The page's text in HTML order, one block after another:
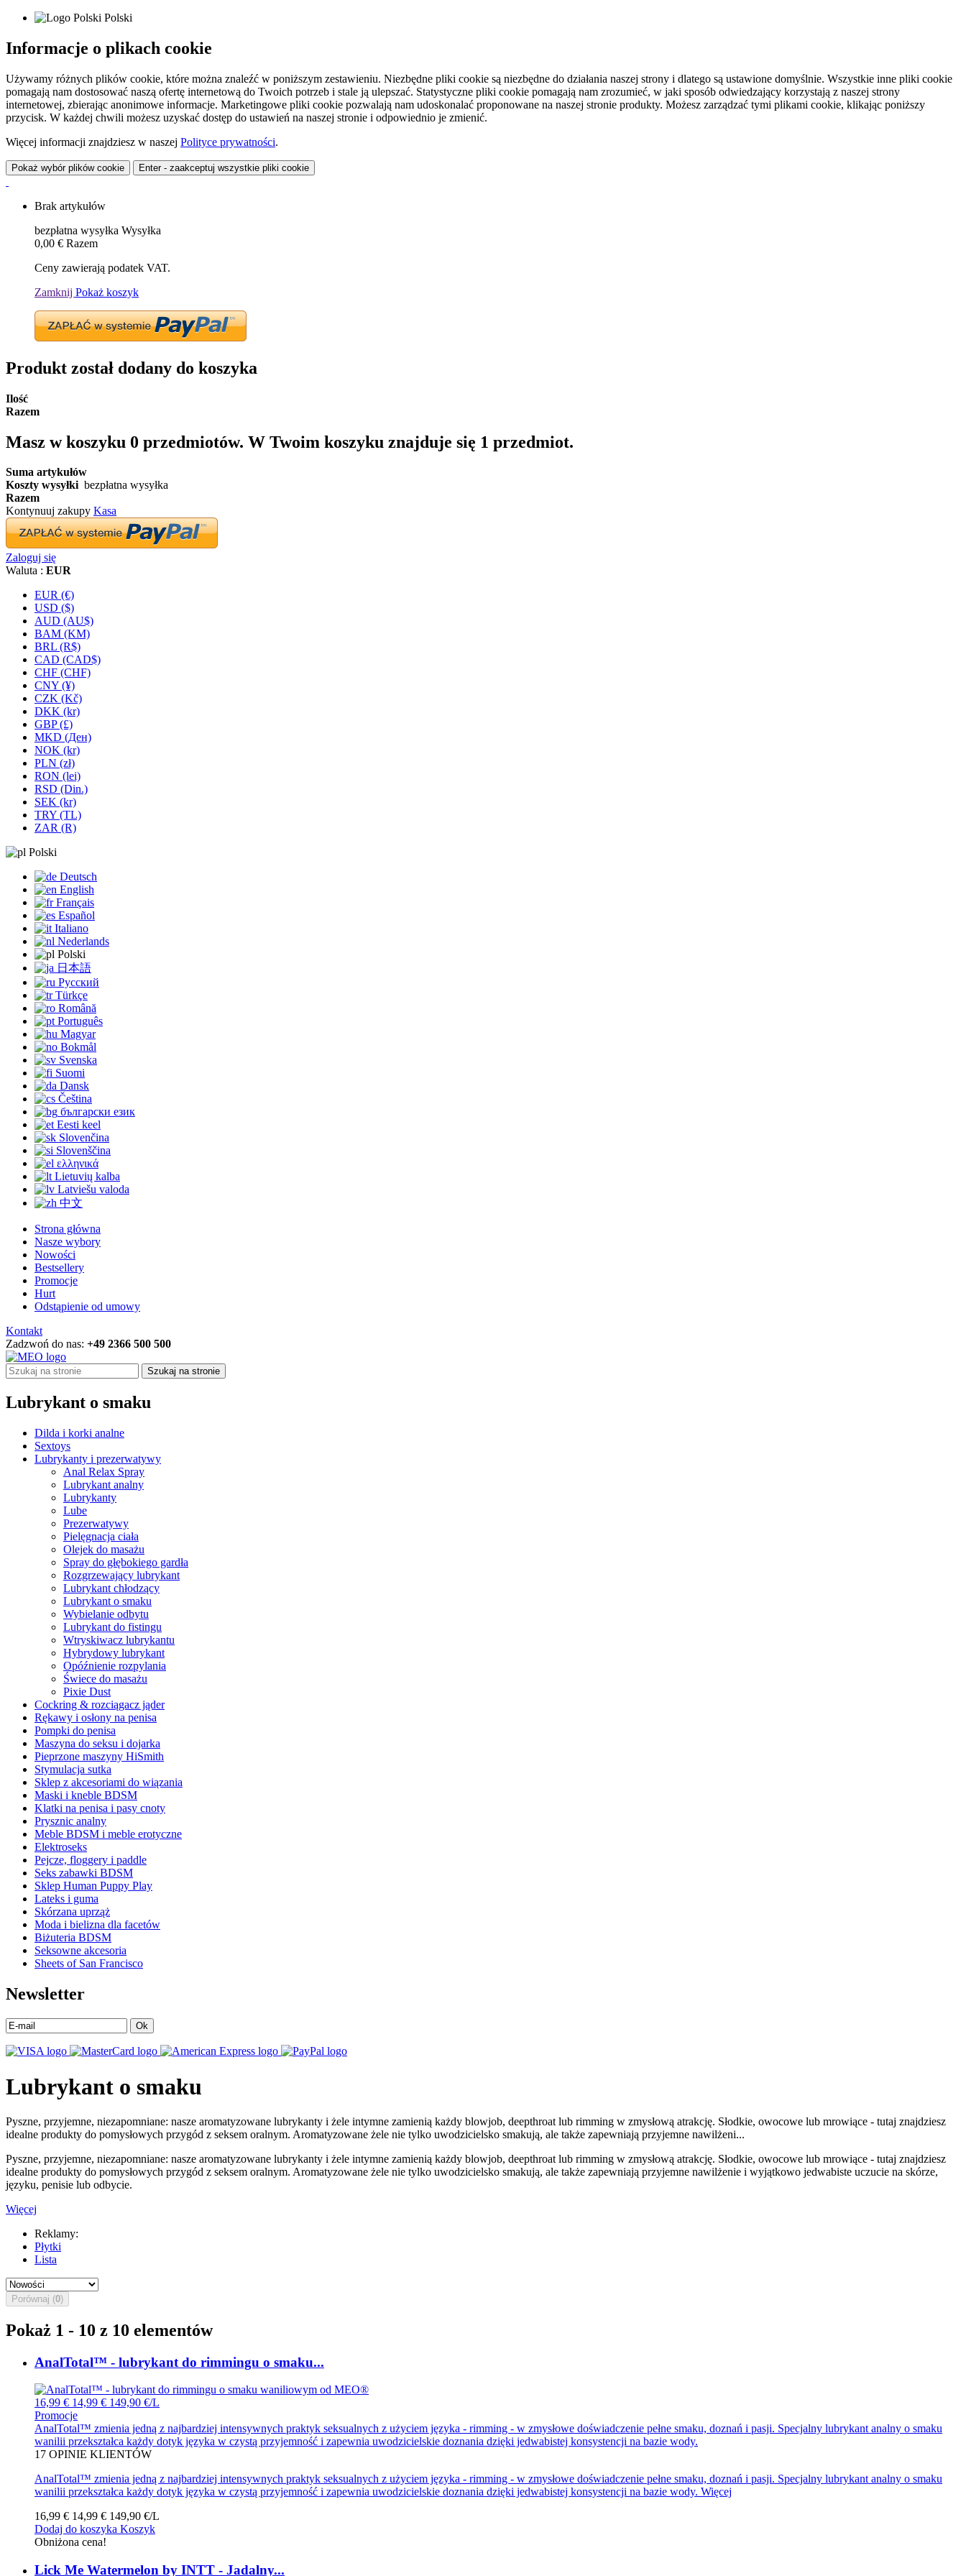
Polski
Informacje o plikach cookie
Używamy różnych plików cookie, które można znaleźć w poniższym zestawieniu. Niezbędne pliki cookie są niezbędne do działania naszej strony i dlatego są ustawione domyślnie. Wszystkie inne pliki cookie
pomagają nam dostosować naszą ofertę internetową do Twoich potrzeb i stale ją ulepszać. Statystyczne pliki cookie pomagają nam zrozumieć, w jaki sposób odwiedzający korzystają z naszej strony
internetowej, zbierając anonimowe informacje. Marketingowe pliki cookie pozwalają nam udoskonalać proponowane na naszej stronie produkty. Możesz zarządzać tymi plikami cookie, klikając poniższy
przycisk. W każdej chwili możesz uzyskać dostęp do ustawień na naszej stronie i odpowiednio je zmienić.
Więcej informacji znajdziesz w naszej Polityce prywatności.
Pokaż wybór plików cookie Enter - zaakceptuj wszystkie pliki cookie
Brak artykułów
bezpłatna wysyłka Wysyłka
0,00 € Razem
Ceny zawierają podatek VAT.
Zamknij Pokaż koszyk
Produkt został dodany do koszyka
Ilość
Razem
Masz w koszyku 0 przedmiotów. W Twoim koszyku znajduje się 1 przedmiot.
Suma artykułów
Koszty wysyłki bezpłatna wysyłka
Razem
Kontynuuj zakupy Kasa
Zaloguj się
Waluta : EUR
EUR (€)
USD ($)
AUD (AU$)
BAM (KM)
BRL (R$)
CAD (CAD$)
CHF (CHF)
CNY (¥)
CZK (Kč)
DKK (kr)
GBP (£)
MKD (Ден)
NOK (kr)
PLN (zł)
RON (lei)
RSD (Din.)
SEK (kr)
TRY (TL)
ZAR (R)
Polski
Deutsch
English
Français
Español
Italiano
Nederlands
Polski
日本語
Русский
Türkçe
Română
Português
Magyar
Bokmål
Svenska
Suomi
Dansk
Čeština
български език
Eesti keel
Slovenčina
Slovenščina
ελληνικά
Lietuvių kalba
Latviešu valoda
中文
Strona główna
Nasze wybory
Nowości
Bestsellery
Promocje
Hurt
Odstąpienie od umowy
Kontakt
Zadzwoń do nas: +49 2366 500 500
Szukaj na stronie
Lubrykant o smaku
Dilda i korki analne
Sextoys
Lubrykanty i prezerwatywy
Anal Relax Spray
Lubrykant analny
Lubrykanty
Lube
Prezerwatywy
Pielęgnacja ciała
Olejek do masażu
Spray do głębokiego gardła
Rozgrzewający lubrykant
Lubrykant chłodzący
Lubrykant o smaku
Wybielanie odbytu
Lubrykant do fistingu
Wtryskiwacz lubrykantu
Hybrydowy lubrykant
Opóźnienie rozpylania
Świece do masażu
Pixie Dust
Cockring & rozciągacz jąder
Rękawy i osłony na penisa
Pompki do penisa
Maszyna do seksu i dojarka
Pieprzone maszyny HiSmith
Stymulacja sutka
Sklep z akcesoriami do wiązania
Maski i kneble BDSM
Klatki na penisa i pasy cnoty
Prysznic analny
Meble BDSM i meble erotyczne
Elektroseks
Pejcze, floggery i paddle
Seks zabawki BDSM
Sklep Human Puppy Play
Lateks i guma
Skórzana uprząż
Moda i bielizna dla facetów
Biżuteria BDSM
Seksowne akcesoria
Sheets of San Francisco
Newsletter
Ok
Lubrykant o smaku
Pyszne, przyjemne, niezapomniane: nasze aromatyzowane lubrykanty i żele intymne zamienią każdy blowjob, deepthroat lub rimming w zmysłową atrakcję. Słodkie, owocowe lub mrowiące - tutaj znajdziesz
idealne produkty do pomysłowych przygód z seksem oralnym. Aromatyzowane żele nie tylko uwodzicielsko smakują, ale także zapewniają przyjemne nawilżeni...
Pyszne, przyjemne, niezapomniane: nasze aromatyzowane lubrykanty i żele intymne zamienią każdy blowjob, deepthroat lub rimming w zmysłową atrakcję. Słodkie, owocowe lub mrowiące - tutaj znajdziesz
idealne produkty do pomysłowych przygód z seksem oralnym. Aromatyzowane żele nie tylko uwodzicielsko smakują, ale także zapewniają przyjemne nawilżenie i wyjątkowo jedwabiste uczucie na skórze,
języku, penisie lub odbycie.
Więcej
Reklamy:
Płytki
Lista
Porównaj (0)
Pokaż 1 - 10 z 10 elementów
AnalTotal™ - lubrykant do rimmingu o smaku...
16,99 € 14,99 € 149,90 €/L
Promocje
AnalTotal™ zmienia jedną z najbardziej intensywnych praktyk seksualnych z użyciem języka - rimming - w zmysłowe doświadczenie pełne smaku, doznań i pasji. Specjalny lubrykant analny o smaku
wanilii przekształca każdy dotyk języka w czystą przyjemność i zapewnia uwodzicielskie doznania dzięki jedwabistej konsystencji na bazie wody.
17 OPINIE KLIENTÓW
AnalTotal™ zmienia jedną z najbardziej intensywnych praktyk seksualnych z użyciem języka - rimming - w zmysłowe doświadczenie pełne smaku, doznań i pasji. Specjalny lubrykant analny o smaku
wanilii przekształca każdy dotyk języka w czystą przyjemność i zapewnia uwodzicielskie doznania dzięki jedwabistej konsystencji na bazie wody. Więcej
16,99 € 14,99 € 149,90 €/L
Dodaj do koszyka Koszyk
Obniżona cena!
Lick Me Watermelon by INTT - Jadalny...